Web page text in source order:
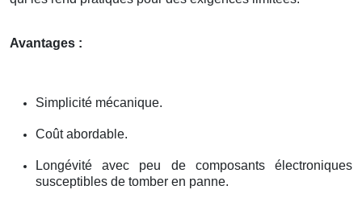
Avantages :
Simplicité mécanique.
Coût abordable.
Longévité avec peu de composants électroniques
susceptibles de tomber en panne.